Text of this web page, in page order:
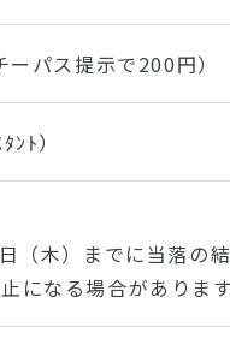
パス提示で200円）
ﾄ）
（木）までに当落の
になる場合があります